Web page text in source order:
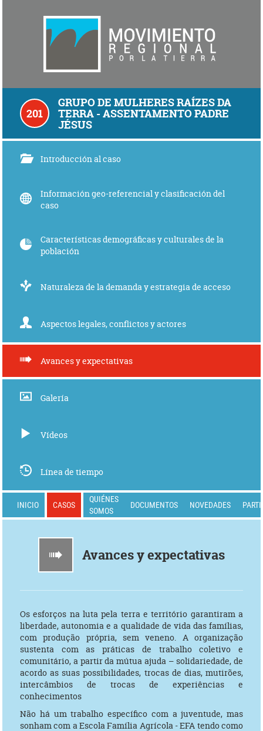
201
GRUPO DE MULHERES RAÍZES DA
TERRA - ASSENTAMENTO PADRE
JÉSUS
Introducción al caso
Información geo-referencial y clasificación del
caso
Características demográficas y culturales de la
población
Naturaleza de la demanda y estrategia de acceso
Aspectos legales, conflictos y actores
Avances y expectativas
Galería
Vídeos
Línea de tiempo
INICIO CASOS
QUIÉNES
SOMOS
DOCUMENTOS NOVEDADES
Avances y expectativas
Os esforços na luta pela terra e território garantiram a
liberdade, autonomia e a qualidade de vida das famílias,
com produção própria, sem veneno. A organização
sustenta com as práticas de trabalho coletivo e
comunitário, a partir da mútua ajuda – solidariedade, de
acordo as suas possibilidades, trocas de dias, mutirões,
intercâmbios de trocas de experiências e
conhecimentos
Não há um trabalho específico com a juventude, mas
sonham com a Escola Família Agrícola - EFA tendo como